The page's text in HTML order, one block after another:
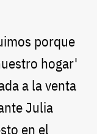
porque
hogar'
a la venta
Julia
en el